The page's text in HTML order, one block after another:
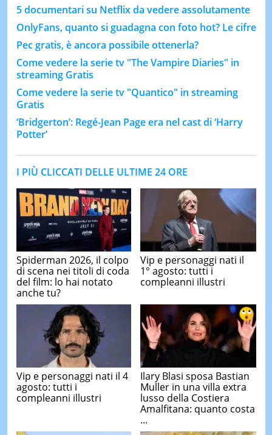
5 documentari su Netflix da vedere assolutamente
OnlyFans, quanto si guadagna con foto hot? Le cifre
Pec gratis, è ancora possibile ottenerla?
Come vedere la serie tv "The Vampire Diaries" in
streaming Gratis
Come vedere la serie tv "Quantico" in streaming
Gratis
‘Bridgerton’: Regé-Jean Page era nel cast di ‘Harry
Potter’
I PIÙ CLICCATI DELLE ULTIME 24 ORE
Spiderman 2026, il colpo
di scena nei titoli di coda
del film: lo hai notato
anche tu?
Vip e personaggi nati il
1° agosto: tutti i
compleanni illustri
Vip e personaggi nati il 4
agosto: tutti i
compleanni illustri
Ilary Blasi sposa Bastian
Muller in una villa extra
lusso della Costiera
Amalfitana: quanto costa
...